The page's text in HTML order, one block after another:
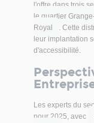
fonction des
Silva pour
- Type de bail :
- Durée : 3/6/9
- Fiscalité : TVA
- Indice : ILAT
- Indexation :
- Dépôt de
- Loyers et
l'offre dans trois
le quartier
Royal
. Cette
leur implantation
d'accessibilité.
Les experts du
pour 2025, avec